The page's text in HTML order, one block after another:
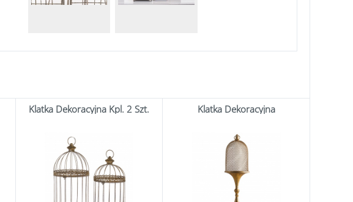
Klatka Dekoracyjna Kpl. 2 Szt. Klatka Dekoracyjna